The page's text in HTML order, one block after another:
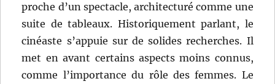
proche d’un spectacle, architecturé comme une
suite de tableaux. Historiquement parlant, le
cinéaste s’appuie sur de solides recherches. Il
met en avant certains aspects moins connus,
comme l’importance du rôle des femmes. Le